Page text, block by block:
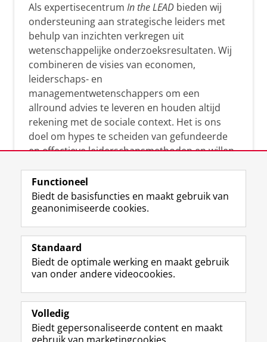
Als expertisecentrum In the LEAD bieden wij
ondersteuning aan strategische leiders met
behulp van inzichten verkregen uit
wetenschappelijke onderzoeksresultaten. Wij
combineren de visies van economen,
leiderschaps- en
managementwetenschappers om een
allround advies te leveren en houden altijd
rekening met de sociale context. Het is ons
doel om hypes te scheiden van gefundeerde
en effectieve leiderschapsmethoden en willen
manier te reageren op economische en
maatschappelijke kwesties. Samen tillen wij
het leiderschap in uw organisatie naar een
i
Functioneel
Biedt de basisfuncties en maakt gebruik van
geanonimiseerde cookies.
Standaard
Biedt de optimale werking en maakt gebruik
van onder andere videocookies.
Volledig
Biedt gepersonaliseerde content en maakt